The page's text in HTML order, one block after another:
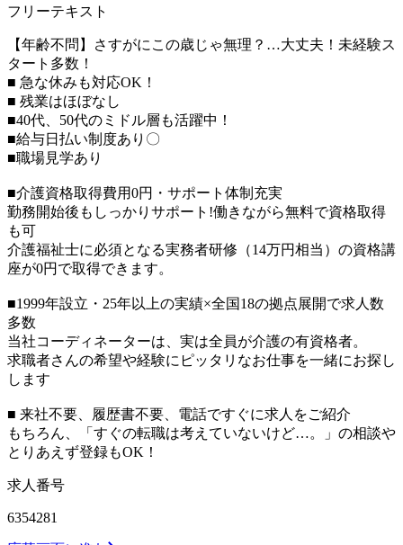
フリーテキスト
【年齢不問】さすがにこの歳じゃ無理？…大丈夫！未経験ス
タート多数！
■ 急な休みも対応OK！
■ 残業はほぼなし
■40代、50代のミドル層も活躍中！
■給与日払い制度あり〇
■職場見学あり
■介護資格取得費用0円・サポート体制充実
勤務開始後もしっかりサポート!働きながら無料で資格取得
も可
介護福祉士に必須となる実務者研修（14万円相当）の資格講
座が0円で取得できます。
■1999年設立・25年以上の実績×全国18の拠点展開で求人数
多数
当社コーディネーターは、実は全員が介護の有資格者。
求職者さんの希望や経験にピッタリなお仕事を一緒にお探し
します
■ 来社不要、履歴書不要、電話ですぐに求人をご紹介
もちろん、「すぐの転職は考えていないけど…。」の相談や
とりあえず登録もOK！
求人番号
6354281